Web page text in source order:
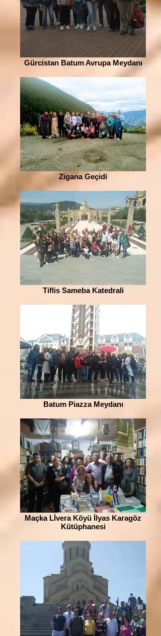
Gürcistan Batum Avrupa Meydanı
Zigana Geçidi
Tiflis Sameba Katedrali
Batum Piazza Meydanı
Maçka Lİvera Köyü İlyas Karagöz
Kütüphanesi